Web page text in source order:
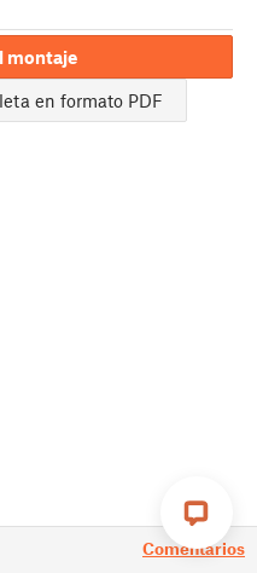
Comentarios
montaje
en formato PDF